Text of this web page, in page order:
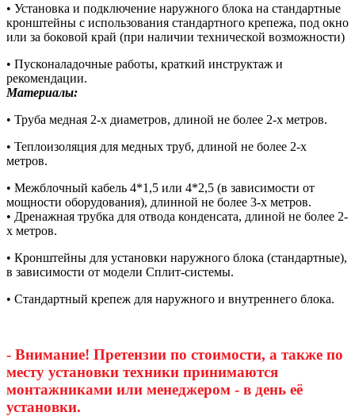
• Установка и подключение наружного блока на стандартные
кронштейны с использования стандартного крепежа, под окно
или за боковой край (при наличии технической возможности)
• Пусконаладочные работы, краткий инструктаж и
рекомендации.
Материалы:
• Труба медная 2-х диаметров, длиной не более 2-х метров.
• Теплоизоляция для медных труб, длиной не более 2-х
метров.
• Межблочный кабель 4*1,5 или 4*2,5 (в зависимости от
мощности оборудования), длинной не более 3-х метров.
• Дренажная трубка для отвода конденсата, длиной не более 2-
х метров.
• Кронштейны для установки наружного блока (стандартные),
в зависимости от модели Сплит-системы.
• Стандартный крепеж для наружного и внутреннего блока.
- Внимание! Претензии по стоимости, а также по
месту установки техники принимаются
монтажниками или менеджером - в день её
установки.